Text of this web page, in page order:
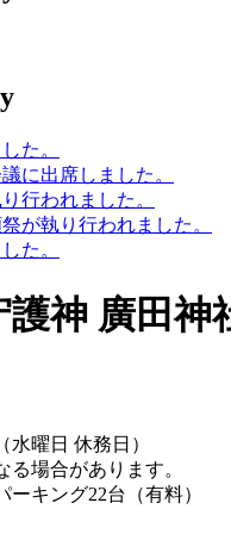
た。
に出席しました。
行われました。
が執り行われました。
た。
神 廣田神
水曜日 休務日）
場合があります。
キング22台（有料）